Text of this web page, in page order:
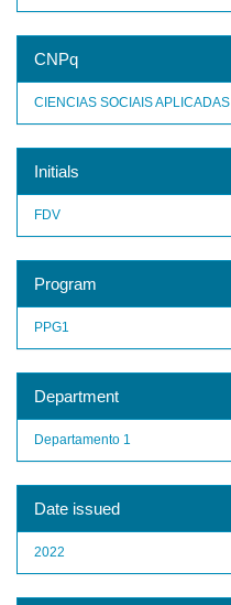
CNPq
CIENCIAS SOCIAIS APLICADAS
Initials
FDV
Program
PPG1
Department
Departamento 1
Date issued
2022